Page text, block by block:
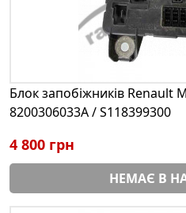
Блок запобіжників Renault
8200306033A / S118399300
4 800 грн
НЕМАЄ В